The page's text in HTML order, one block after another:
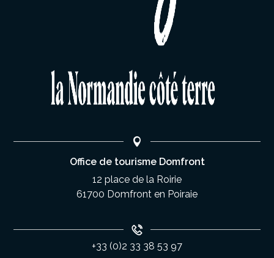
Office de tourisme Domfront
12 place de la Roirie
61700 Domfront en Poiraie
+33 (0)2 33 38 53 97